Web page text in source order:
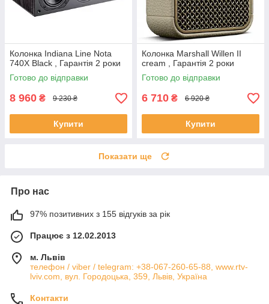
Колонка Indiana Line Nota
740X Black , Гарантія 2 роки
Готово до відправки
8 960 ₴ 9 230 ₴
Купити
Колонка Marshall Willen II
cream , Гарантія 2 роки
Готово до відправки
6 710 ₴ 6 920 ₴
Купити
Показати ще
Про нас
97% позитивних з 155 відгуків за рік
Працює з 12.02.2013
м. Львів
телефон / viber / telegram: +38-067-260-65-88, www.rtv-
lviv.com, вул. Городоцька, 359, Львів, Україна
Контакти